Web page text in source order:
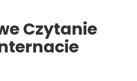
Czytanie